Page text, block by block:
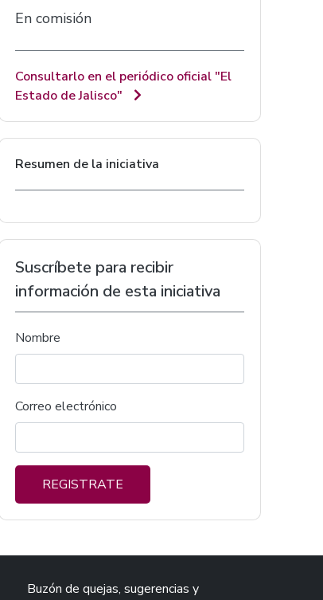
En comisión
Consultarlo en el periódico oficial "El
Estado de Jalisco"
Resumen de la iniciativa
Suscríbete para recibir
información de esta iniciativa
Nombre
Correo electrónico
REGISTRATE
Buzón de quejas, sugerencias y